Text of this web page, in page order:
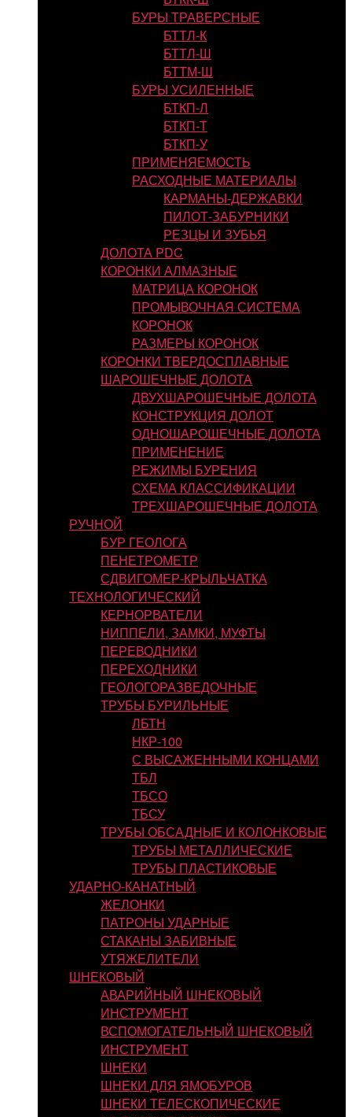
БУРЫ ТРАВЕРСНЫЕ
БТТЛ-К
БТТЛ-Ш
БТТМ-Ш
БУРЫ УСИЛЕННЫЕ
БТКП-Л
БТКП-Т
БТКП-У
ПРИМЕНЯЕМОСТЬ
РАСХОДНЫЕ МАТЕРИАЛЫ
КАРМАНЫ-ДЕРЖАВКИ
ПИЛОТ-ЗАБУРНИКИ
РЕЗЦЫ И ЗУБЬЯ
ДОЛОТА PDC
КОРОНКИ АЛМАЗНЫЕ
МАТРИЦА КОРОНОК
ПРОМЫВОЧНАЯ СИСТЕМА
КОРОНОК
РАЗМЕРЫ КОРОНОК
КОРОНКИ ТВЕРДОСПЛАВНЫЕ
ШАРОШЕЧНЫЕ ДОЛОТА
ДВУХШАРОШЕЧНЫЕ ДОЛОТА
КОНСТРУКЦИЯ ДОЛОТ
ОДНОШАРОШЕЧНЫЕ ДОЛОТА
ПРИМЕНЕНИЕ
РЕЖИМЫ БУРЕНИЯ
СХЕМА КЛАССИФИКАЦИИ
ТРЕХШАРОШЕЧНЫЕ ДОЛОТА
РУЧНОЙ
БУР ГЕОЛОГА
ПЕНЕТРОМЕТР
СДВИГОМЕР-КРЫЛЬЧАТКА
ТЕХНОЛОГИЧЕСКИЙ
КЕРНОРВАТЕЛИ
НИППЕЛИ, ЗАМКИ, МУФТЫ
ПЕРЕВОДНИКИ
ПЕРЕХОДНИКИ
ГЕОЛОГОРАЗВЕДОЧНЫЕ
ТРУБЫ БУРИЛЬНЫЕ
ЛБТН
НКР-100
С ВЫСАЖЕННЫМИ КОНЦАМИ
ТБЛ
ТБСО
ТБСУ
ТРУБЫ ОБСАДНЫЕ И КОЛОНКОВЫЕ
ТРУБЫ МЕТАЛЛИЧЕСКИЕ
ТРУБЫ ПЛАСТИКОВЫЕ
УДАРНО-КАНАТНЫЙ
ЖЕЛОНКИ
ПАТРОНЫ УДАРНЫЕ
СТАКАНЫ ЗАБИВНЫЕ
УТЯЖЕЛИТЕЛИ
ШНЕКОВЫЙ
АВАРИЙНЫЙ ШНЕКОВЫЙ
ИНСТРУМЕНТ
ВСПОМОГАТЕЛЬНЫЙ ШНЕКОВЫЙ
ИНСТРУМЕНТ
ШНЕКИ
ШНЕКИ ДЛЯ ЯМОБУРОВ
ШНЕКИ ТЕЛЕСКОПИЧЕСКИЕ